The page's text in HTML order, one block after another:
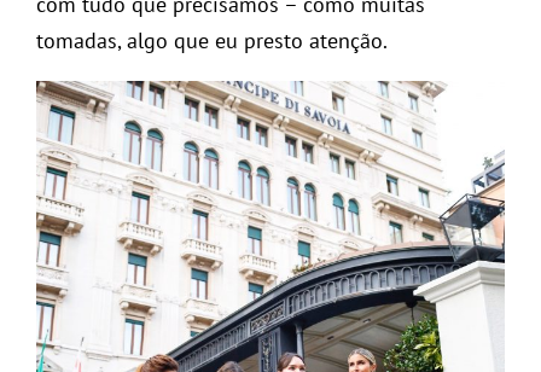
tomadas, algo que eu presto atenção.